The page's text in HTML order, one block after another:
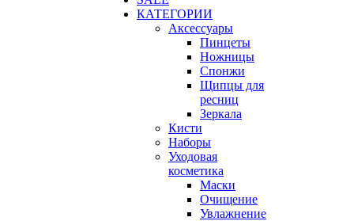
КАТЕГОРИИ
Аксессуары
Пинцеты
Ножницы
Спонжи
Щипцы для
ресниц
Зеркала
Кисти
Наборы
Уходовая
косметика
Маски
Очищение
Увлажнение